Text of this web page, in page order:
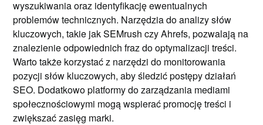
wyszukiwania oraz identyfikację ewentualnych
problemów technicznych. Narzędzia do analizy słów
kluczowych, takie jak SEMrush czy Ahrefs, pozwalają na
znalezienie odpowiednich fraz do optymalizacji treści.
Warto także korzystać z narzędzi do monitorowania
pozycji słów kluczowych, aby śledzić postępy działań
SEO. Dodatkowo platformy do zarządzania mediami
społecznościowymi mogą wspierać promocję treści i
zwiększać zasięg marki.